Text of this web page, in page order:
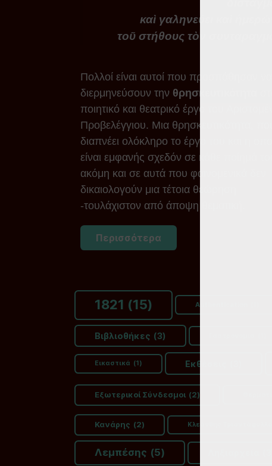
καὶ γαληνεύει καὶ
τοῦ στήθους τὸν
Πολλοί είναι αυτοί που προσπάθησαν να
διερμηνεύσουν την θρησκευτικότητα
ποιητικό και θεατρικό έργο του
Προβελέγγιου. Μια θρησκευτικότητα, που
διαπνέει ολόκληρο το έργο του και η
είναι εμφανής σχεδόν σε κάθε ποίημά
ακόμη και σε αυτά που φαινομενικά δεν
δικαιολογούν μια τέτοια θεώρηση
-τουλάχιστον από άποψη θεματική.
Περισσότερα
1821 (15) Authentication
Βιβλιοθήκες (3)
Εικαστικά (1) Εκθέσεις
Εξωτερικοί Σύνδεσμοι (2)
Κανάρης (2) Κλεάνθης Τριαντάφυλλος
Λεμπέσης (5)